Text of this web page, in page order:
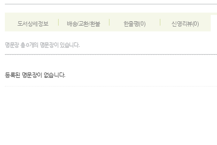
도서상세정보 배송/교환/환불 한줄평(0) 신영리뷰(0)
명문장총0개의 명문장이 있습니다.
등록된 명문장이 없습니다.